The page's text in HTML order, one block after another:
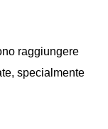
raggiungere
specialmente